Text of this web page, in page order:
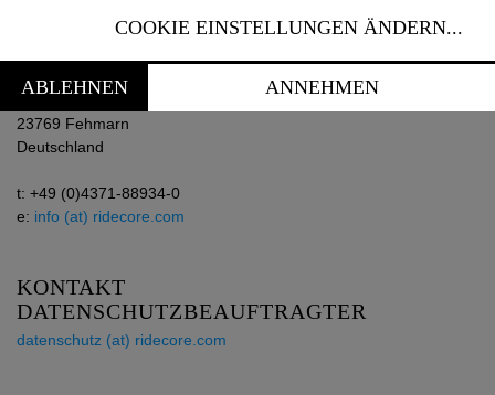
CORE Kiteboarding GmbH
23769 Fehmarn
Deutschland
t: +49 (0)4371-88934-0
e: info (at) ridecore.com
KONTAKT
DATENSCHUTZBEAUFTRAGTER
datenschutz (at) ridecore.com
COOKIE EINSTELLUNGEN ÄNDERN...
ABLEHNEN ANNEHMEN